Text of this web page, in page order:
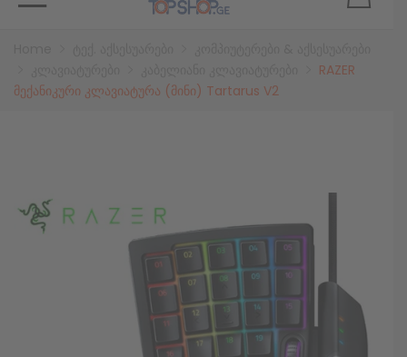
RAZER
მექანიკური კლავიატურა (მინი) Tartarus V2